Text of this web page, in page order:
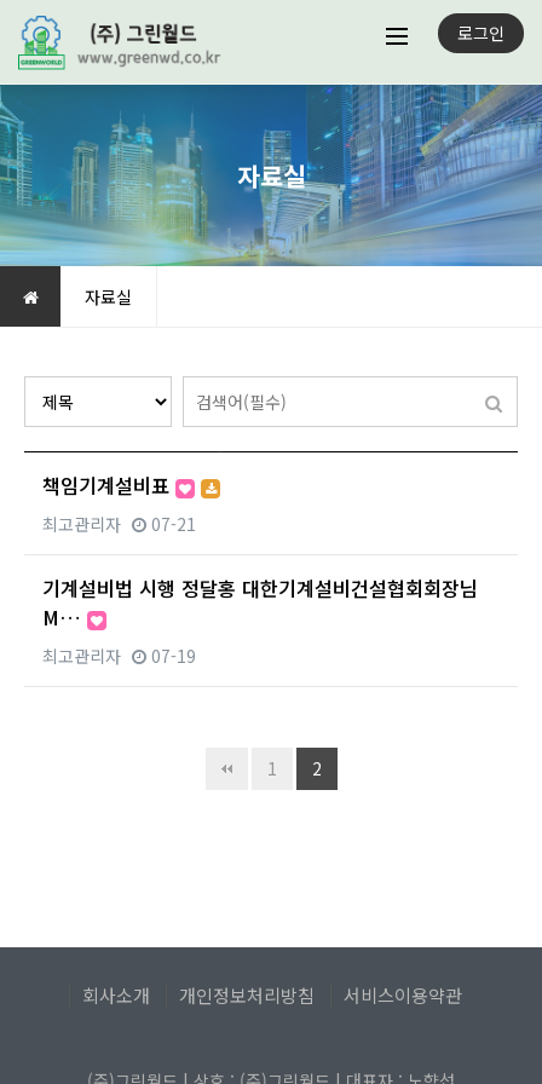
로그인
자료실
전체 17건2 페이지
자료실
책임기계설비표
최고관리자 07-21
기계설비법 시행 정달홍 대한기계설비건설협회회장님
M…
최고관리자 07-19
1 2
회사소개 개인정보처리방침 서비스이용약관